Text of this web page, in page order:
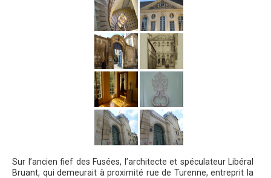
Sur l’ancien fief des Fusées, l’architecte et spéculateur Libéral
Bruant, qui demeurait à proximité rue de Turenne, entreprit la